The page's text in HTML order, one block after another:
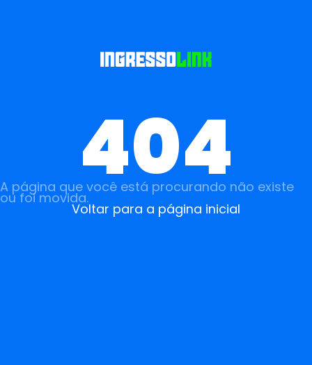
404
A página que você está procurando não existe
ou foi movida.
Voltar para a página inicial